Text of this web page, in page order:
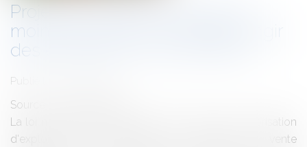
Projet de surface de vente de
moins de 1.000 m² et intérêt à agir
des entreprises concurrentes
Publié le :
Source :
La loi n° 2008-776 du 4 août 2008 soumet à autorisation
d'exploitation commerciale les surfaces de vente